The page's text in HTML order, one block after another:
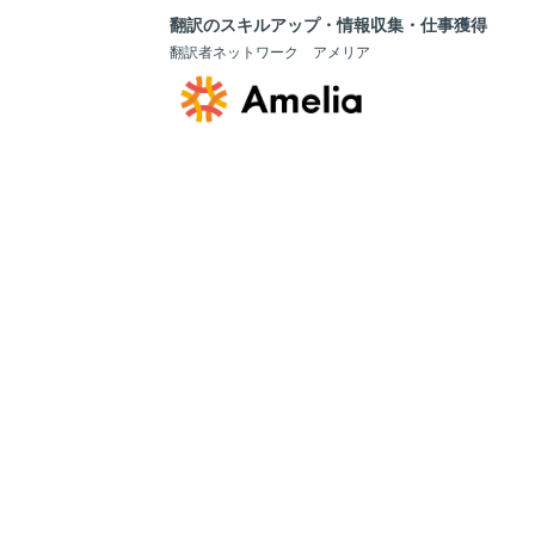
翻訳のスキルアップ・情報収集・仕事獲得
翻訳者ネットワーク アメリア